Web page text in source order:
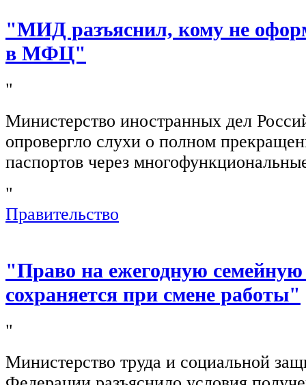
"МИД разъяснил, кому не
в МФЦ"
"
Министерство иностранных дел
опровергло слухи о полном
паспортов через
"
Правительство
"Право на ежегодную
сохраняется при смене работы"
"
Министерство труда и социальной